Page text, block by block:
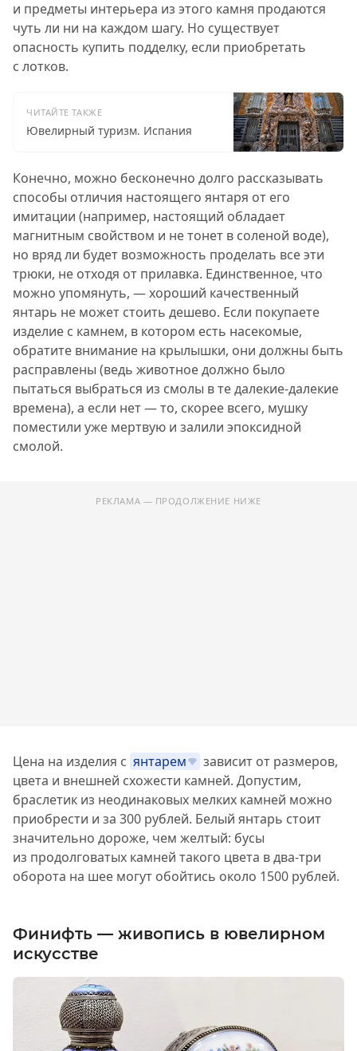
и предметы интерьера из этого камня продаются
чуть ли ни на каждом шагу. Но существует
опасность купить подделку, если приобретать
с лотков.
ЧИТАЙТЕ ТАКЖЕ
Ювелирный туризм. Испания
Конечно, можно бесконечно долго рассказывать
способы отличия настоящего янтаря от его
имитации (например, настоящий обладает
магнитным свойством и не тонет в соленой воде),
но вряд ли будет возможность проделать все эти
трюки, не отходя от прилавка. Единственное, что
можно упомянуть, — хороший качественный
янтарь не может стоить дешево. Если покупаете
изделие с камнем, в котором есть насекомые,
обратите внимание на крылышки, они должны быть
расправлены (ведь животное должно было
пытаться выбраться из смолы в те далекие-далекие
времена), а если нет — то, скорее всего, мушку
поместили уже мертвую и залили эпоксидной
смолой.
РЕКЛАМА — ПРОДОЛЖЕНИЕ НИЖЕ
Цена на изделия с янтарем
зависит от размеров,
цвета и внешней схожести камней. Допустим,
браслетик из неодинаковых мелких камней можно
приобрести и за 300 рублей. Белый янтарь стоит
значительно дороже, чем желтый: бусы
из продолговатых камней такого цвета в два-три
оборота на шее могут обойтись около 1500 рублей.
Финифть — живопись в ювелирном
искусстве